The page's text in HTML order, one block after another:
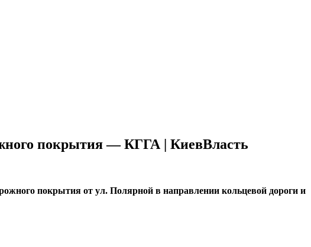
покрытия — КГГА | КиевВласть
покрытия от ул. Полярной в направлении кольцевой дороги и